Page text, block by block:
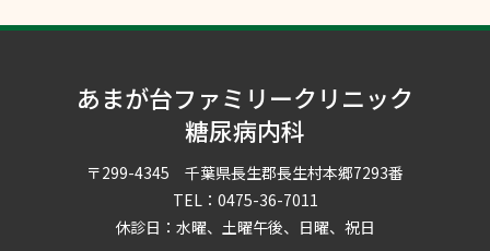
あまが台ファミリークリニック
糖尿病内科
〒299-4345 千葉県長生郡長生村本郷7293番
TEL：0475-36-7011
休診日：水曜、土曜午後、日曜、祝日